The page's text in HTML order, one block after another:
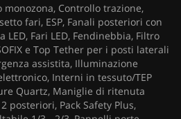
Controllo trazione,
fari, ESP, Fanali posteriori con
Fari LED, Fendinebbia, Filtro
e Top Tether per i posti laterali
assistita, Illuminazione
Interni in tessuto/TEP
Quartz, Maniglie di ritenuta
posteriori, Pack Safety Plus,